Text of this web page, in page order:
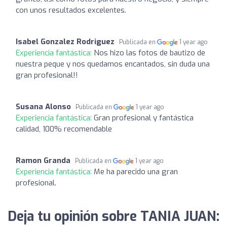
con unos resultados excelentes.
Isabel Gonzalez Rodriguez Publicada en 1 year ago
Experiencia fantástica: Nos hizo las fotos de bautizo de
nuestra peque y nos quedamos encantados, sin duda una
gran profesional!!
Susana Alonso Publicada en 1 year ago
Experiencia fantástica: Gran profesional y fantástica
calidad, 100% recomendable
Ramon Granda Publicada en 1 year ago
Experiencia fantástica: Me ha parecido una gran
profesional.
Deja tu opinión sobre TANIA JUAN: